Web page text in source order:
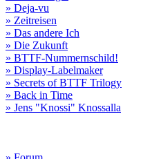
» Deja-vu
» Zeitreisen
» Das andere Ich
» Die Zukunft
» BTTF-Nummernschild!
» Display-Labelmaker
» Secrets of BTTF Trilogy
» Back in Time
» Jens "Knossi" Knossalla